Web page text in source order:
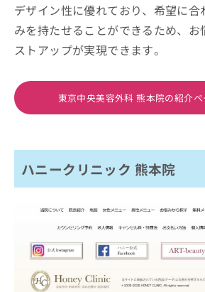
デザイン性に優れており、希望に合
みを持たせることができるため、お
ストアップが実現できます。
東京中央美容外科 熊本院の紹介
ハニークリニック 熊本院